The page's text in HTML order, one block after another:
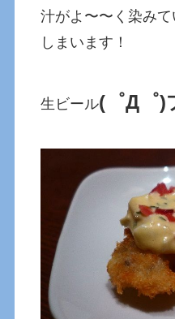
汁がよ〜〜く染み
しまいます！
生ビール(゜Д゜)